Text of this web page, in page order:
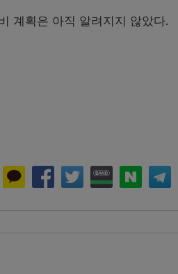
계획은 아직 알려지지 않았다.